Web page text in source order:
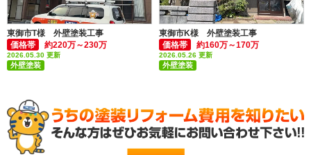
東御市T様 外壁塗装工事
価格帯
約220万～230万
2026.05.30 更新
外壁塗装
東御市K様 外壁塗装工事
価格帯
約160万～170万
2026.05.26 更新
外壁塗装